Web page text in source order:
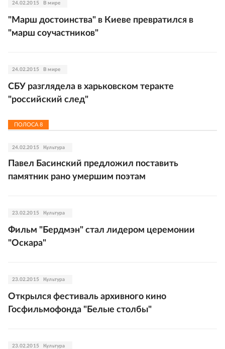
24.02.2015 В мире
"Марш достоинства" в Киеве превратился в
"марш соучастников"
24.02.2015 В мире
СБУ разглядела в харьковском теракте
"российский след"
ПОЛОСА 8
24.02.2015 Культура
Павел Басинский предложил поставить
памятник рано умершим поэтам
23.02.2015 Культура
Фильм "Бердмэн" стал лидером церемонии
"Оскара"
23.02.2015 Культура
Открылся фестиваль архивного кино
Госфильмофонда "Белые столбы"
23.02.2015 Культура